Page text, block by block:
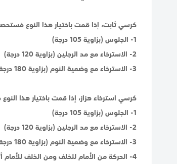
كرسي ثابت، إذا قمت باختيار هذا النوع
1- الجلوس (بزاوية 105 درجة)
2- الاسترخاء مع مد الرجلين (بزاوية 120 درجة)
3- الاسترخاء مع وضعية النوم (بزاوية 180 درجة)
كرسي استرخاء هزاز، إذا قمت باختيار هذا
1- الجلوس (بزاوية 105 درجة)
2- الاسترخاء مع مد الرجلين (بزاوية 120 درجة)
3- الاسترخاء مع وضعية النوم (بزاوية 180 درجة)
4- الحركة من الأمام للخلف ومن الخلف للأمام أثناء وضعية الجلوس